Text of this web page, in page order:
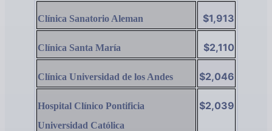
Clínica Sanatorio Aleman $1,913
Clínica Santa María $2,110
Clínica Universidad de los Andes $2,046
Hospital Clínico Pontificia
Universidad Católica
$2,039